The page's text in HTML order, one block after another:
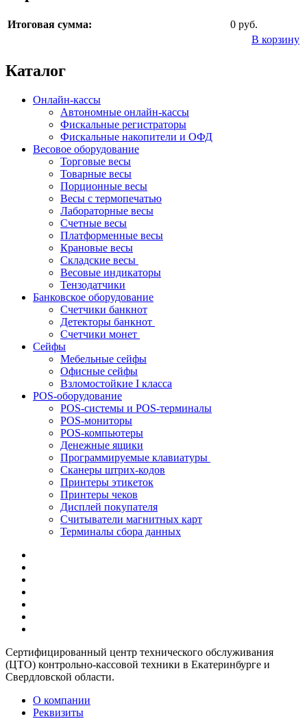
Итоговая сумма:
0 руб.
В корзину
Каталог
Онлайн-кассы
Автономные онлайн-кассы
Фискальные регистраторы
Фискальные накопители и ОФД
Весовое оборудование
Торговые весы
Товарные весы
Порционные весы
Весы с термопечатью
Лабораторные весы
Счетные весы
Платформенные весы
Крановые весы
Складские весы
Весовые индикаторы
Тензодатчики
Банковское оборудование
Счетчики банкнот
Детекторы банкнот
Счетчики монет
Сейфы
Мебельные сейфы
Офисные сейфы
Взломостойкие I класса
POS-оборудование
POS-системы и POS-терминалы
POS-мониторы
POS-компьютеры
Денежные ящики
Программируемые клавиатуры
Сканеры штрих-кодов
Принтеры этикеток
Принтеры чеков
Дисплей покупателя
Считыватели магнитных карт
Терминалы сбора данных
Сертифицированный центр технического обслуживания
(ЦТО) контрольно-кассовой техники в Екатеринбурге и
Свердловской области.
О компании
Реквизиты